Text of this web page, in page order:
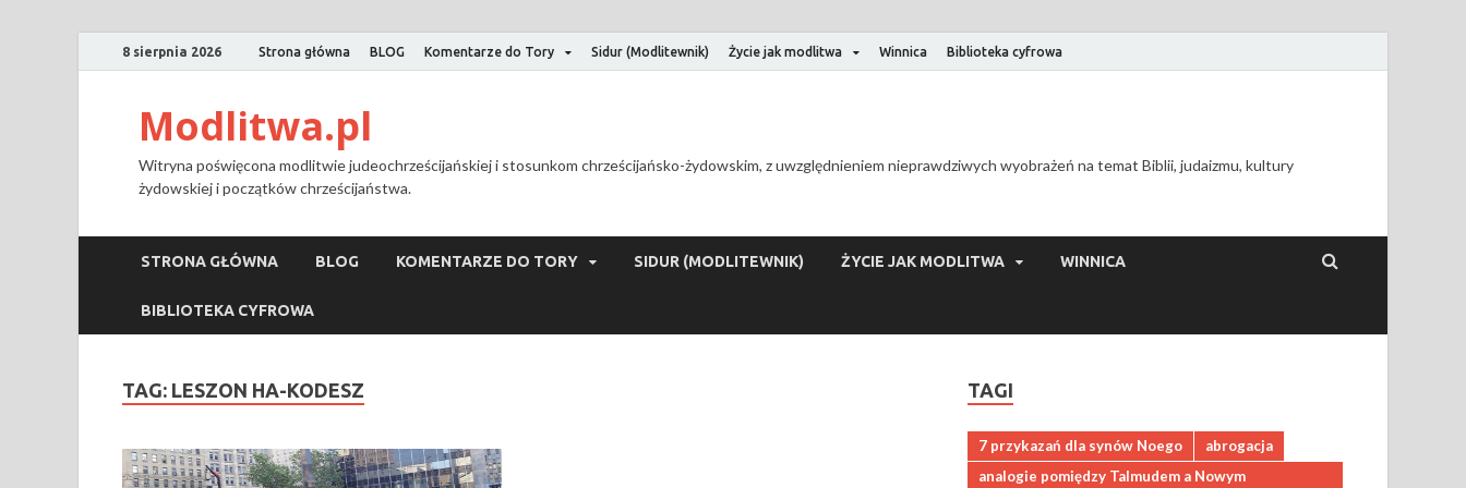
8 sierpnia 2026 Strona główna BLOG Komentarze do Tory Sidur (Modlitewnik) Życie jak modlitwa Winnica Biblioteka cyfrowa
Modlitwa.pl
Witryna poświęcona modlitwie judeochrześcijańskiej i stosunkom chrześcijańsko-żydowskim, z uwzględnieniem nieprawdziwych wyobrażeń na temat Biblii, judaizmu, kultury
żydowskiej i początków chrześcijaństwa.
STRONA GŁÓWNA BLOG KOMENTARZE DO TORY SIDUR (MODLITEWNIK) ŻYCIE JAK MODLITWA WINNICA
BIBLIOTEKA CYFROWA
TAG: LESZON HA-KODESZ TAGI
7 przykazań dla synów Noego
abrogacja
analogie pomiędzy Talmudem a Nowym